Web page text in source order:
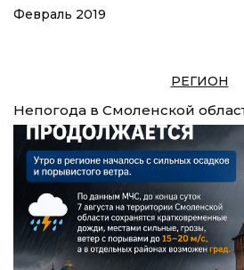
Февраль 2019
РЕГИОН
Непогода в Смоленской